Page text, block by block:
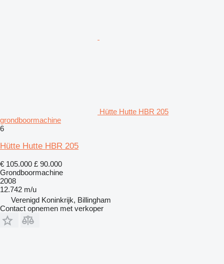
Hütte Hutte HBR 205
grondboormachine
6
Hütte Hutte HBR 205
€ 105.000 £ 90.000
Grondboormachine
2008
12.742 m/u
Verenigd Koninkrijk, Billingham
Contact opnemen met verkoper